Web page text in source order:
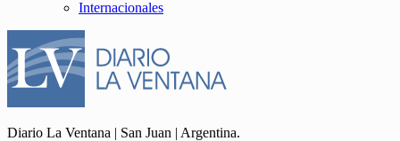
Internacionales
Diario La Ventana | San Juan | Argentina.